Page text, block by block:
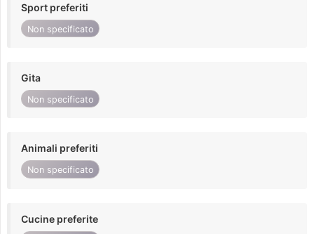
Sport preferiti
Non specificato
Gita
Non specificato
Animali preferiti
Non specificato
Cucine preferite